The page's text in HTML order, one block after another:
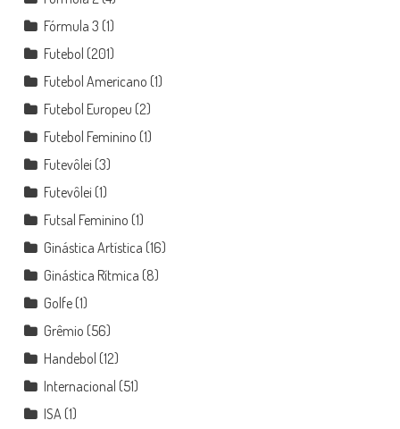
Fórmula 3 (1)
Futebol (201)
Futebol Americano (1)
Futebol Europeu (2)
Futebol Feminino (1)
Futevôlei (3)
Futevôlei (1)
Futsal Feminino (1)
Ginástica Artística (16)
Ginástica Rítmica (8)
Golfe(1)
Grêmio (56)
Handebol (12)
Internacional (51)
ISA (1)